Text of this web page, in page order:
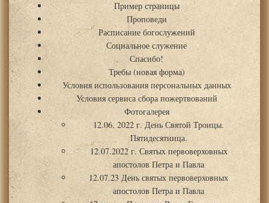
Пример страницы
Проповеди
Расписание богослужений
Социальное служение
Спасибо!
Требы (новая форма)
Условия использования персональных данных
Условия сервиса сбора пожертвований
Фотогалерея
12.06. 2022 г. День Святой Троицы.
Пятидесятница.
12.07.2022 г. Святых первоверховных
апостолов Петра и Павла
12.07.23 День святых первоверховных
апостолов Петра и Павла